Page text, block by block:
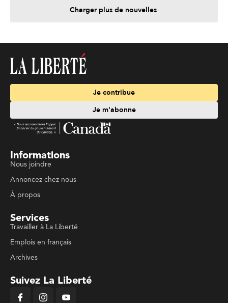
Charger plus de nouvelles
Je contribue
Je m'abonne
Informations
Nous joindre
Annoncez chez nous
À propos
Services
Travailler à La Liberté
Emplois en français
Archives
Suivez La Liberté